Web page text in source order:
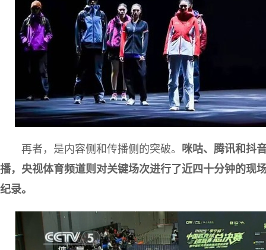
再者，是内容侧和传播侧的突破。 咪咕、腾讯和抖
播，央视体育频道则对关键场次进行了近四十分钟的现
纪录。